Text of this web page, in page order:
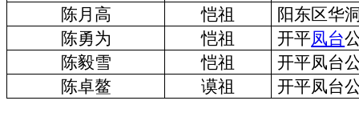
陈月高
恺祖 阳东区华
陈勇为 恺祖 开平凤台
陈毅雪 恺祖
开平凤台
陈卓鳌 谟祖 开平凤台